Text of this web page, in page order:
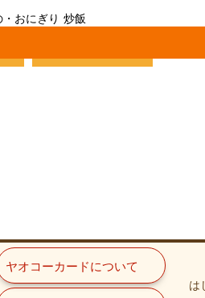
おにぎり 炒飯
ヤオコーカードについて
は